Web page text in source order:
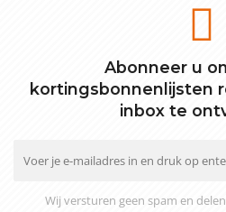
Abonneer u
kortingsbonnenlijsten
inbox te
Wij versturen geen spam en